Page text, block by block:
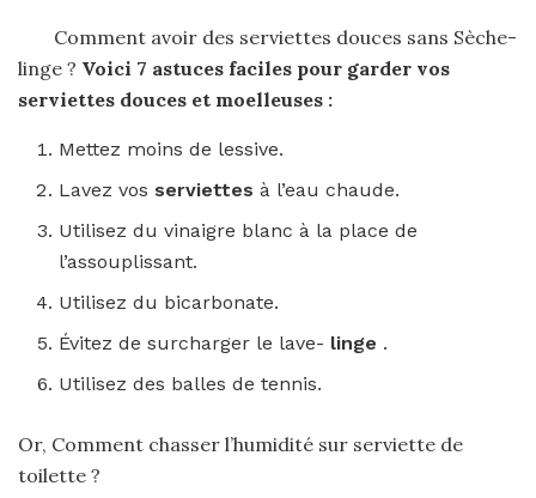
Comment avoir des serviettes douces sans Sèche-
linge ? Voici 7 astuces faciles pour garder vos
serviettes douces et moelleuses :
Mettez moins de lessive.
Lavez vos serviettesà l’eau chaude.
Utilisez du vinaigre blanc à la place de
l’assouplissant.
Utilisez du bicarbonate.
Évitez de surcharger le lave- linge .
Utilisez des balles de tennis.
Or, Comment chasser l’humidité sur serviette de
toilette ?